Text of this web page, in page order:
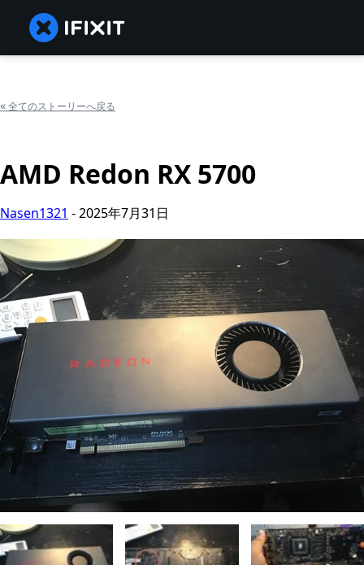
«全てのストーリーへ戻る
AMD Redon RX 5700
Nasen1321 -2025年7月31日